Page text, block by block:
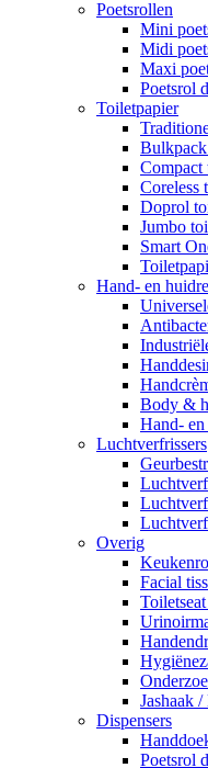
Poetsrollen
Mini
Midi
Maxi
Poetsrol
Toiletpapier
Compact
Coreless
Doprol
Jumbo
Smart
Hand- en
Body &
Hand- en
Luchtverfrissers
Overig
Facial
Jashaak
Dispensers
Poetsrol